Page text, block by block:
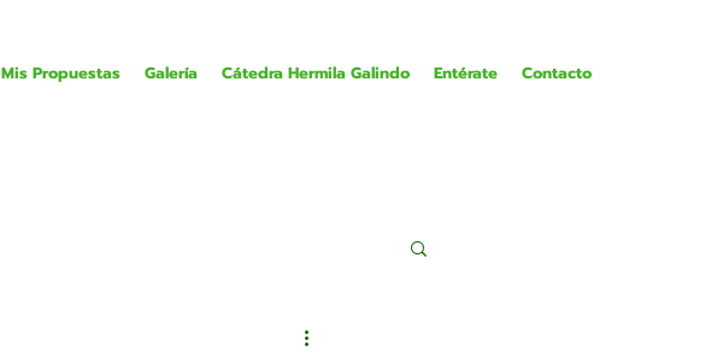
Mis Propuestas Galería Cátedra Hermila Galindo Entérate Contacto